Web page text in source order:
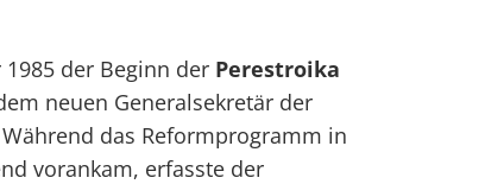
der Beginn der Perestroika
neuen Generalsekretär der
das Reformprogramm in
vorankam, erfasste der